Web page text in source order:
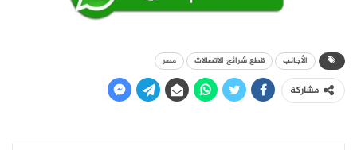
الأجانب قطع شرائح الاتصالات مصر
مشاركة